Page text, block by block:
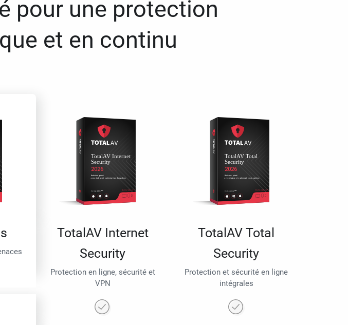
pour une protection
et en continu
TotalAV Internet
Security
Protection en ligne, sécurité et
VPN
TotalAV Total
Security
Protection et sécurité en ligne
intégrales